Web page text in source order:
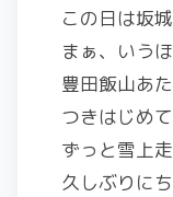
この日は坂
まぁ、いう
豊田飯山あ
つきはじめ
ずっと雪上走
久しぶりに